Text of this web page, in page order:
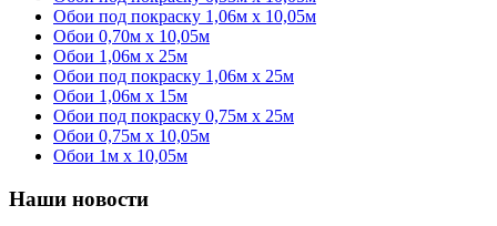
Обои под покраску 1,06м х 10,05м
Обои 0,70м x 10,05м
Обои 1,06м x 25м
Обои под покраску 1,06м x 25м
Обои 1,06м x 15м
Обои под покраску 0,75м x 25м
Обои 0,75м x 10,05м
Обои 1м х 10,05м
Наши новости